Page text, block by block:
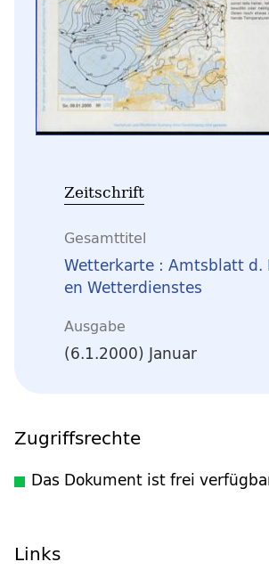
Zeitschrift
Gesamttitel
Wetterkarte : Amtsblatt d.
en Wetterdienstes
Ausgabe
(6.1.2000) Januar
Zugriffsrechte
Das Dokument ist frei
Links